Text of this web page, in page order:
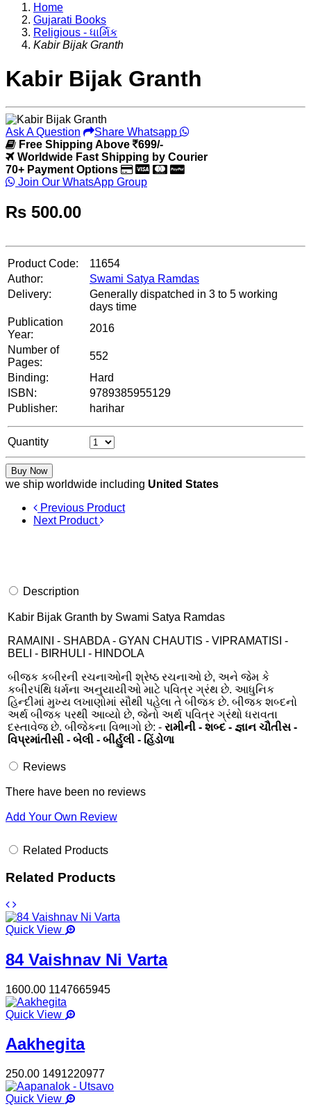
Home
Gujarati Books
Religious - ધાર્મિક
Kabir Bijak Granth
Kabir Bijak Granth
Ask A Question
Share Whatsapp
Free Shipping Above
699/-
Worldwide Fast Shipping by Courier
70+ Payment Options
Join Our WhatsApp Group
Rs 500.00
Product Code:
11654
Author:
Swami Satya Ramdas
Delivery:
Generally dispatched in 3 to 5 working
days time
Publication
Year:
2016
Number of
Pages:
552
Binding:
Hard
ISBN:
9789385955129
Publisher:
harihar
Quantity
Buy Now
we ship worldwide including United States
Previous Product
Next Product
Description
Kabir Bijak Granth by Swami Satya Ramdas
RAMAINI - SHABDA - GYAN CHAUTIS - VIPRAMATISI -
BELI - BIRHULI - HINDOLA
બીજક કબીરની રચનાઓની શ્રેષ્ઠ રચનાઓ છે, અને જેમ કે
કબીરપંથિ ધર્મના અનુયાયીઓ માટે પવિત્ર ગ્રંથ છે. આધુનિક
હિન્દીમાં મુખ્ય લખાણોમાં સૌથી પહેલા તે બીજક છે. બીજક શબ્દનો
અર્થ બીજક પરથી આવ્યો છે, જેનો અર્થ પવિત્ર ગ્રંથો ધરાવતા
દસ્તાવેજ છે. બીજેકના વિભાગો છે: - રામીની - શબ્દ - જ્ઞાન ચૌતીસ -
વિપ્રમાંતીસી - બેલી - બીર્હુલી - હિંડોળા
Reviews
There have been no reviews
Add Your Own Review
Related Products
Related Products
Quick View
84 Vaishnav Ni Varta
1600.00 1147665945
Quick View
Aakhegita
250.00 1491220977
Quick View